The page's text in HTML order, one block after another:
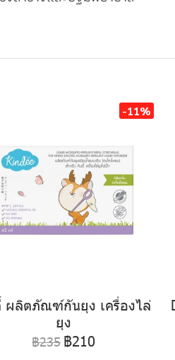
-11%
ผลิตภัณฑ์กันยุง เครื่องไล่
ยุง
฿235 ฿210